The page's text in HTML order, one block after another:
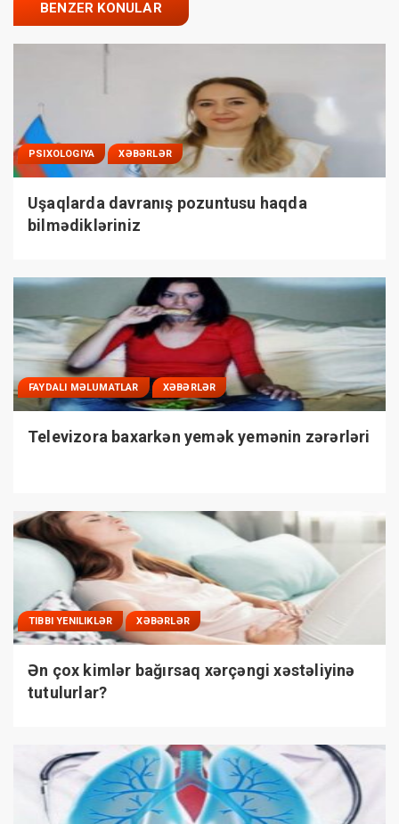
BENZER KONULAR
PSIXOLOGIYA XƏBƏRLƏR
Uşaqlarda davranış pozuntusu haqda
bilmədikləriniz
FAYDALI MƏLUMATLAR XƏBƏRLƏR
Televizora baxarkən yemək yemənin zərərləri
TIBBI YENILIKLƏR XƏBƏRLƏR
Ən çox kimlər bağırsaq xərçəngi xəstəliyinə
tutulurlar?